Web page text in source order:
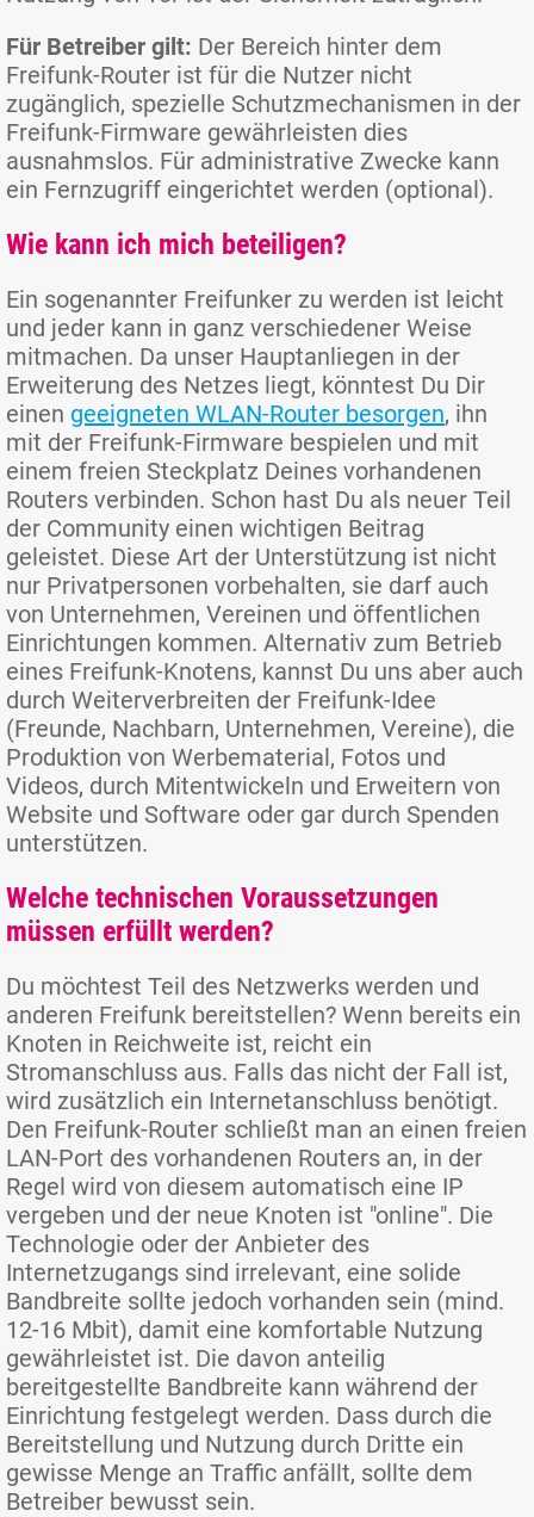
Für Betreiber gilt: Der Bereich hinter dem
Freifunk-Router ist für die Nutzer nicht
zugänglich, spezielle Schutzmechanismen in der
Freifunk-Firmware gewährleisten dies
ausnahmslos. Für administrative Zwecke kann
ein Fernzugriff eingerichtet werden (optional).
Wie kann ich mich beteiligen?
Ein sogenannter Freifunker zu werden ist leicht
und jeder kann in ganz verschiedener Weise
mitmachen. Da unser Hauptanliegen in der
Erweiterung des Netzes liegt, könntest Du Dir
einen geeigneten WLAN-Router besorgen, ihn
mit der Freifunk-Firmware bespielen und mit
einem freien Steckplatz Deines vorhandenen
Routers verbinden. Schon hast Du als neuer Teil
der Community einen wichtigen Beitrag
geleistet. Diese Art der Unterstützung ist nicht
nur Privatpersonen vorbehalten, sie darf auch
von Unternehmen, Vereinen und öffentlichen
Einrichtungen kommen. Alternativ zum Betrieb
eines Freifunk-Knotens, kannst Du uns aber auch
durch Weiterverbreiten der Freifunk-Idee
(Freunde, Nachbarn, Unternehmen, Vereine), die
Produktion von Werbematerial, Fotos und
Videos, durch Mitentwickeln und Erweitern von
Website und Software oder gar durch Spenden
unterstützen.
Welche technischen Voraussetzungen
müssen erfüllt werden?
Du möchtest Teil des Netzwerks werden und
anderen Freifunk bereitstellen? Wenn bereits ein
Knoten in Reichweite ist, reicht ein
Stromanschluss aus. Falls das nicht der Fall ist,
wird zusätzlich ein Internetanschluss benötigt.
Den Freifunk-Router schließt man an einen freien
LAN-Port des vorhandenen Routers an, in der
Regel wird von diesem automatisch eine IP
vergeben und der neue Knoten ist "online". Die
Technologie oder der Anbieter des
Internetzugangs sind irrelevant, eine solide
Bandbreite sollte jedoch vorhanden sein (mind.
12-16 Mbit), damit eine komfortable Nutzung
gewährleistet ist. Die davon anteilig
bereitgestellte Bandbreite kann während der
Einrichtung festgelegt werden. Dass durch die
Bereitstellung und Nutzung durch Dritte ein
gewisse Menge an Traffic anfällt, sollte dem
Betreiber bewusst sein.